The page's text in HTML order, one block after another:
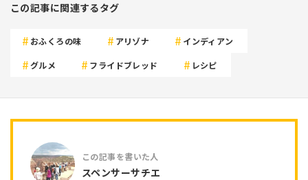
この記事に関連するタグ
おふくろの味 アリゾナ インディアン
グルメ フライドブレッド レシピ
スペンサーサチエ